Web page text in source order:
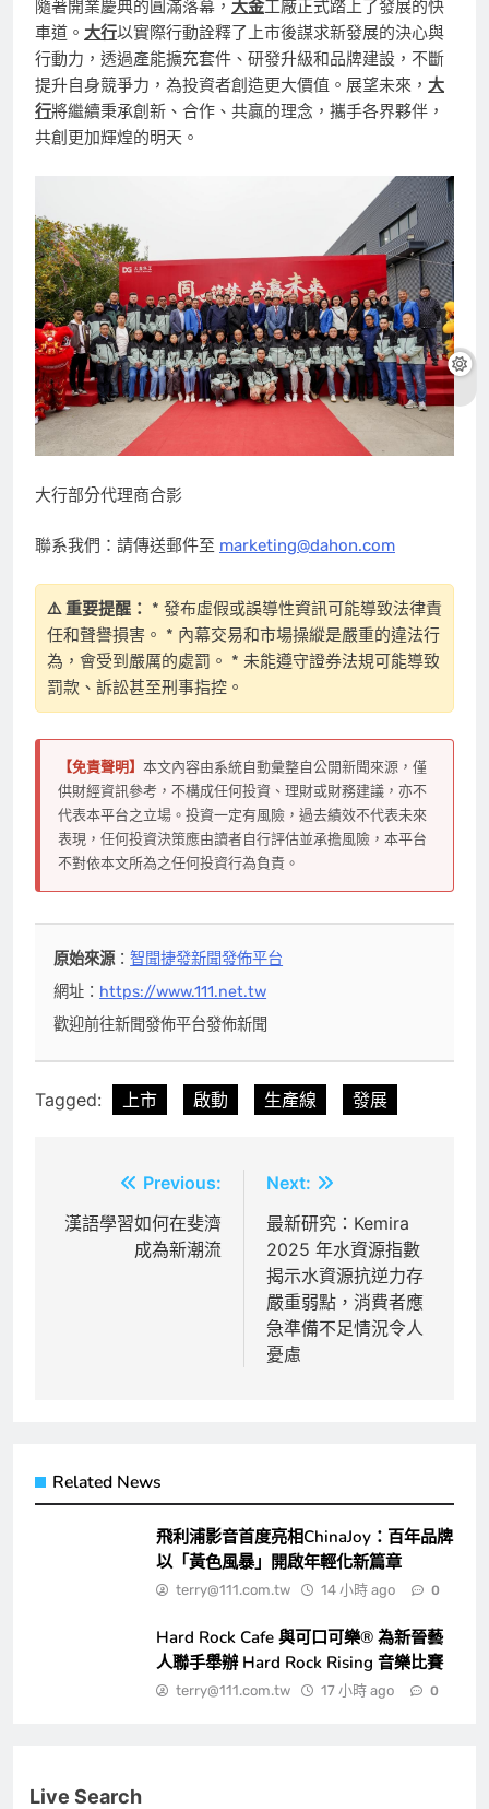
隨著開業慶典的圓滿落幕， 大金工廠正式踏上了發展的快
車道。 大行以實際行動詮釋了上市後謀求新發展的決心與
行動力，透過產能擴充套件、研發升級和品牌建設，不斷
提升自身競爭力，為投資者創造更大價值。展望未來， 大
行將繼續秉承創新、合作、共贏的理念，攜手各界夥伴，
共創更加輝煌的明天。
大行部分代理商合影
聯系我們：請傳送郵件至 marketing@dahon.com
⚠️ 重要提醒： * 發布虛假或誤導性資訊可能導致法律責
任和聲譽損害。 * 內幕交易和市場操縱是嚴重的違法行
為，會受到嚴厲的處罰。 * 未能遵守證券法規可能導致
罰款、訴訟甚至刑事指控。
【免責聲明】 本文內容由系統自動彙整自公開新聞來源，僅
供財經資訊參考，不構成任何投資、理財或財務建議，亦不
代表本平台之立場。投資一定有風險，過去績效不代表未來
表現，任何投資決策應由讀者自行評估並承擔風險，本平台
不對依本文所為之任何投資行為負責。
原始來源：智聞捷發新聞發佈平台
網址： https://www.111.net.tw
歡迎前往新聞發佈平台發佈新聞
Tagged: 上市 啟動 生產線 發展
章
Previous:
漢語學習如何在斐濟
成為新潮流
Next:
最新研究：Kemira
2025 年水資源指數
揭示水資源抗逆力存
嚴重弱點，消費者應
急準備不足情況令人
憂慮
Related News
飛利浦影音首度亮相ChinaJoy：百年品牌
以「黃色風暴」開啟年輕化新篇章
terry@111.com.tw 14 小時 ago 0
Hard Rock Cafe 與可口可樂® 為新晉藝
人聯手舉辦 Hard Rock Rising 音樂比賽
terry@111.com.tw 17 小時 ago 0
Live Search